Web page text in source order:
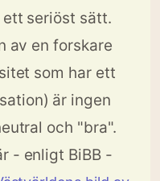
seriöst sätt.
av en forskare
som har ett
är ingen
och "bra".
- enligt BiBB -